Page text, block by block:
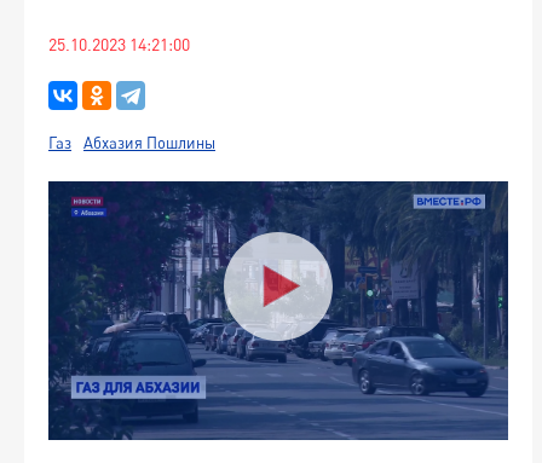
25.10.2023 14:21:00
Газ Абхазия Пошлины